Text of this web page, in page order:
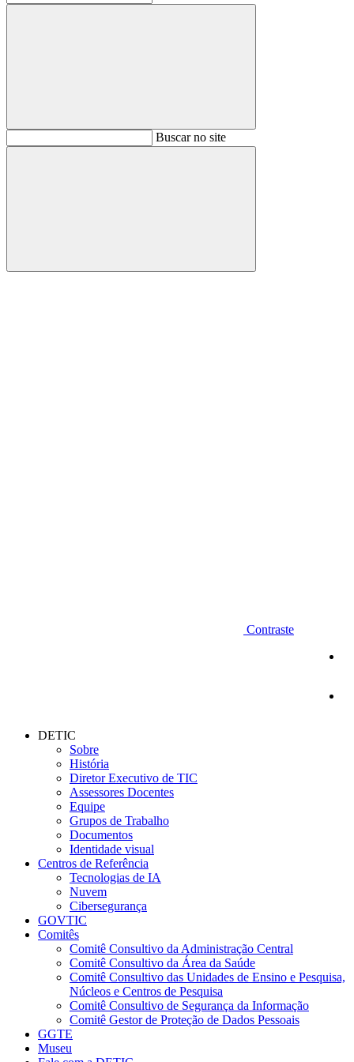
BuscarBuscar no site
Buscar
Contraste
DETIC
Sobre
História
Diretor Executivo de TIC
Assessores Docentes
Equipe
Grupos de Trabalho
Documentos
Identidade visual
Centros de Referência
Tecnologias de IA
Nuvem
Cibersegurança
GOVTIC
Comitês
Comitê Consultivo da Administração Central
Comitê Consultivo da Área da Saúde
Comitê Consultivo das Unidades de Ensino e Pesquisa,
Núcleos e Centros de Pesquisa
Comitê Consultivo de Segurança da Informação
Comitê Gestor de Proteção de Dados Pessoais
GGTE
Museu